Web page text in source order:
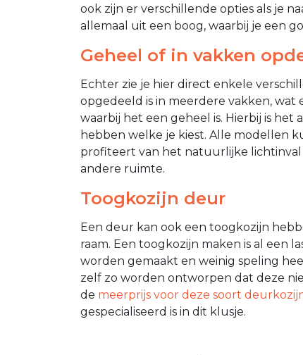
ook zijn er verschillende opties als je
allemaal uit een boog, waarbij je een
Geheel of in vakken
Echter zie je hier direct enkele
opgedeeld is in meerdere vakken, wat
waarbij het een geheel is. Hierbij is
hebben welke je kiest. Alle modellen
profiteert van het natuurlijke
andere ruimte.
Toogkozijn deur
Een deur kan ook een toogkozijn
raam. Een toogkozijn maken is al een
worden gemaakt en weinig speling
zelf zo worden ontworpen dat deze
de meerprijs voor deze soort
gespecialiseerd is in dit klusje.